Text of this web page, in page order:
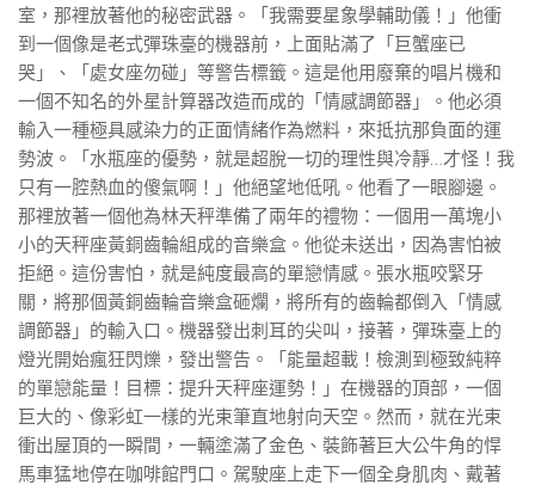
室，那裡放著他的秘密武器。「我需要星象學輔助儀！」他衝
到一個像是老式彈珠臺的機器前，上面貼滿了「巨蟹座已
哭」、「處女座勿碰」等警告標籤。這是他用廢棄的唱片機和
一個不知名的外星計算器改造而成的「情感調節器」。他必須
輸入一種極具感染力的正面情緒作為燃料，來抵抗那負面的運
勢波。「水瓶座的優勢，就是超脫一切的理性與冷靜…才怪！我
只有一腔熱血的傻氣啊！」他絕望地低吼。他看了一眼腳邊。
那裡放著一個他為林天秤準備了兩年的禮物：一個用一萬塊小
小的天秤座黃銅齒輪組成的音樂盒。他從未送出，因為害怕被
拒絕。這份害怕，就是純度最高的單戀情感。張水瓶咬緊牙
關，將那個黃銅齒輪音樂盒砸爛，將所有的齒輪都倒入「情感
調節器」的輸入口。機器發出刺耳的尖叫，接著，彈珠臺上的
燈光開始瘋狂閃爍，發出警告。「能量超載！檢測到極致純粹
的單戀能量！目標：提升天秤座運勢！」在機器的頂部，一個
巨大的、像彩虹一樣的光束筆直地射向天空。然而，就在光束
衝出屋頂的一瞬間，一輛塗滿了金色、裝飾著巨大公牛角的悍
馬車猛地停在咖啡館門口。駕駛座上走下一個全身肌肉、戴著